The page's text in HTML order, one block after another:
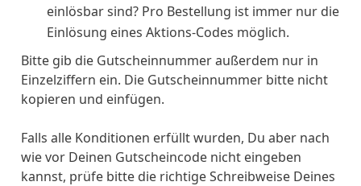
einlösbar sind? Pro Bestellung ist immer nur die
Einlösung eines Aktions-Codes möglich.
Bitte gib die Gutscheinnummer außerdem nur in
Einzelziffern ein. Die Gutscheinnummer bitte nicht
kopieren und einfügen.
Falls alle Konditionen erfüllt wurden, Du aber nach
wie vor Deinen Gutscheincode nicht eingeben
kannst, prüfe bitte die richtige Schreibweise Deines